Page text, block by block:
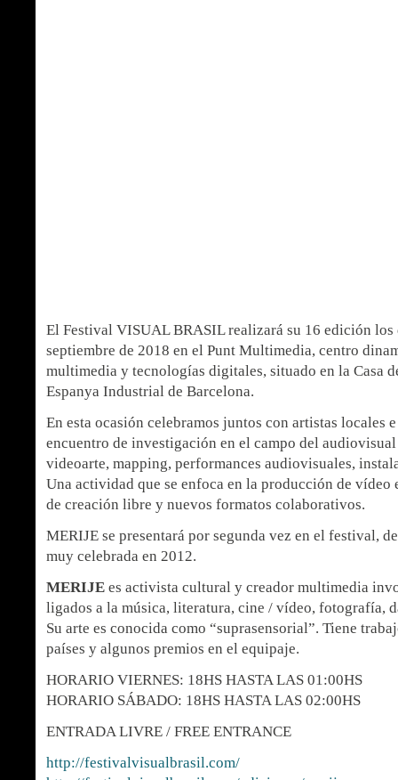
El Festival VISUAL BRASIL realizará su 16 edición los
septiembre de 2018 en el Punt Multimedia, centro
multimedia y tecnologías digitales, situado en la Casa
Espanya Industrial de Barcelona.
En esta ocasión celebramos juntos con artistas locales
encuentro de investigación en el campo del
videoarte, mapping, performances audiovisuales,
Una actividad que se enfoca en la producción de vídeo
de creación libre y nuevos formatos colaborativos.
MERIJE se presentará por segunda vez en el festival,
muy celebrada en 2012.
MERIJE es activista cultural y creador multimedia
ligados a la música, literatura, cine / vídeo, fotografía,
Su arte es conocida como “suprasensorial”. Tiene
países y algunos premios en el equipaje.
HORARIO VIERNES: 18HS HASTA LAS 01:00HS
HORARIO SÁBADO: 18HS HASTA LAS 02:00HS
ENTRADA LIVRE / FREE ENTRANCE
http://festivalvisualbrasil.com/